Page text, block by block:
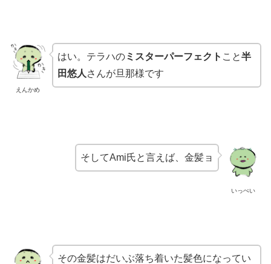
えんかめ
はい。テラハのミスターパーフェクト こと半
田悠人 さんが旦那様です
いっぺい
そしてAmi氏と言えば、金髪ョ
その金髪はだいぶ落ち着いた髪色になってい